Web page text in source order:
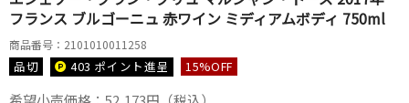
フランス ブルゴーニュ 赤ワイン ミディアムボディ 750ml
商品番号：2101010011258
品切 403 ポイント進呈 15%OFF